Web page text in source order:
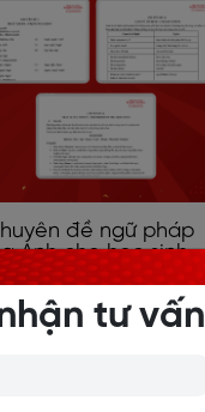
đề ngữ pháp
Anh cho học sinh
tư vấn